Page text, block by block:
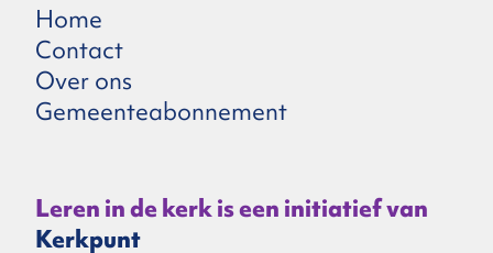
Home
Contact
Over ons
Gemeenteabonnement
Leren in de kerk is een initiatief van
Kerkpunt